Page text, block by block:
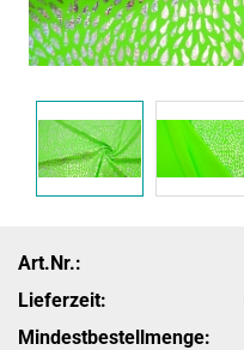
Art.Nr.:
Lieferzeit:
Mindestbestellmenge: